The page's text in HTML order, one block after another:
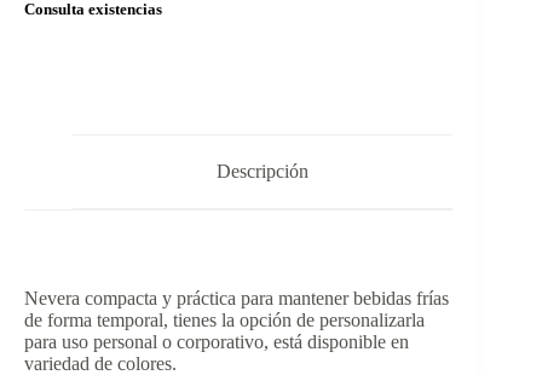
Consulta existencias
Descripción
Nevera compacta y práctica para mantener bebidas frías
de forma temporal, tienes la opción de personalizarla
para uso personal o corporativo, está disponible en
variedad de colores.